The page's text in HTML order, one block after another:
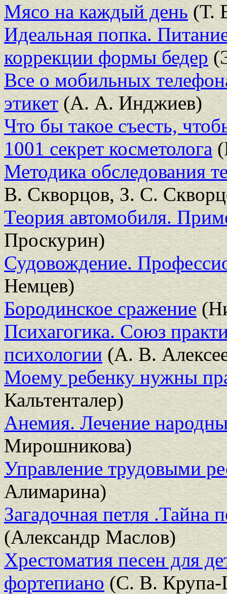
Мясо на каждый день(Т.
Идеальная попка.
коррекции формы бедер
Все о мобильных
этикет(А. А. Инджиев)
Что бы такое съесть,
1001 секрет косметолога
Методика обследования
В. Скворцов, З. С.
Теория автомобиля.
Проскурин)
Судовождение.
Немцев)
Бородинское сражение
Психагогика. Союз
психологии(А. В.
Моему ребенку нужны
Кальтенталер)
Анемия. Лечение
Мирошникова)
Управление трудовыми
Алимарина)
Загадочная петля .Тайна
(Александр Маслов)
Хрестоматия песен для
фортепиано(С. В.